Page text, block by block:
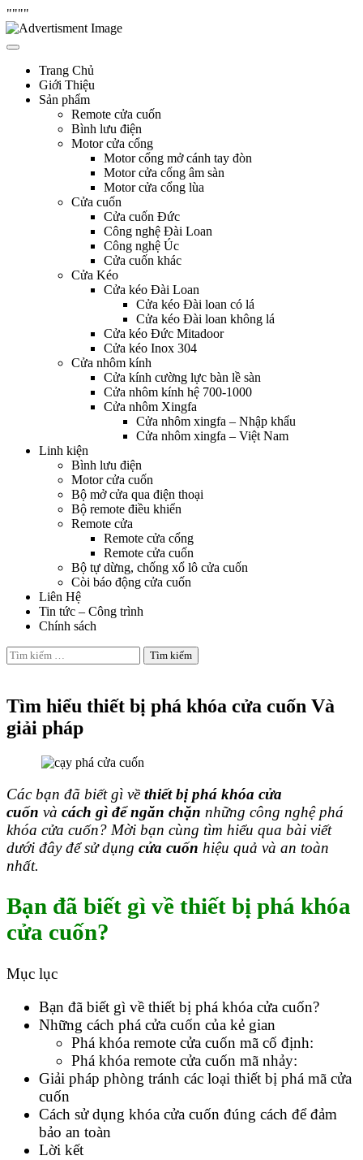
""""
Skip
to
Trang Chủ
Giới Thiệu
Sản phẩm
Remote cửa cuốn
Bình lưu điện
Motor cửa cổng
Motor cổng mở cánh tay đòn
Motor cửa cổng âm sàn
Motor cửa cổng lùa
Cửa cuốn
Cửa cuốn Đức
Công nghệ Đài Loan
Công nghệ Úc
Cửa cuốn khác
Cửa Kéo
Cửa kéo Đài Loan
Cửa kéo Đài loan có lá
Cửa kéo Đài loan không lá
Cửa kéo Đức Mitadoor
Cửa kéo Inox 304
Cửa nhôm kính
Cửa kính cường lực bàn lề sàn
Cửa nhôm kính hệ 700-1000
Cửa nhôm Xingfa
Cửa nhôm xingfa – Nhập khẩu
Cửa nhôm xingfa – Việt Nam
Linh kiện
Bình lưu điện
Motor cửa cuốn
Bộ mở cửa qua điện thoại
Bộ remote điều khiển
Remote cửa
Remote cửa cổng
Remote cửa cuốn
Bộ tự dừng, chống xổ lô cửa cuốn
Còi báo động cửa cuốn
Liên Hệ
Tin tức – Công trình
Chính sách
Tìm
kiếm
Tìm hiểu thiết bị phá khóa cửa cuốn Và
giải pháp
Các bạn đã biết gì vềthiết bị phá khóa cửa
cuốn và cách gì để ngăn chặn những công nghệ phá
khóa cửa cuốn? Mời bạn cùng tìm hiểu qua bài viết
dưới đây để sử dụng cửa cuốn hiệu quả và an toàn
nhất.
Bạn đã biết gì về thiết bị phá khóa
cửa cuốn?
Mục lục
Bạn đã biết gì về thiết bị phá khóa cửa cuốn?
Những cách phá cửa cuốn của kẻ gian
Phá khóa remote cửa cuốn mã cố định:
Phá khóa remote cửa cuốn mã nhảy:
Giải pháp phòng tránh các loại thiết bị phá mã cửa
cuốn
Cách sử dụng khóa cửa cuốn đúng cách để đảm
bảo an toàn
Lời kết